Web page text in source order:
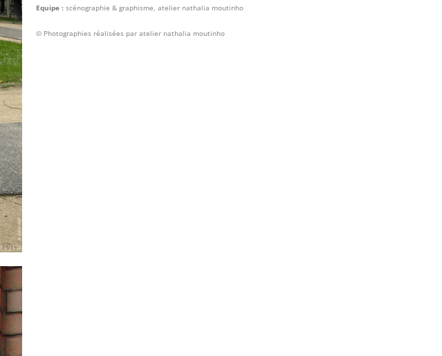
Equipe : scénographie & graphisme, atelier nathalia moutinho
© Photographies réalisées par atelier nathalia moutinho